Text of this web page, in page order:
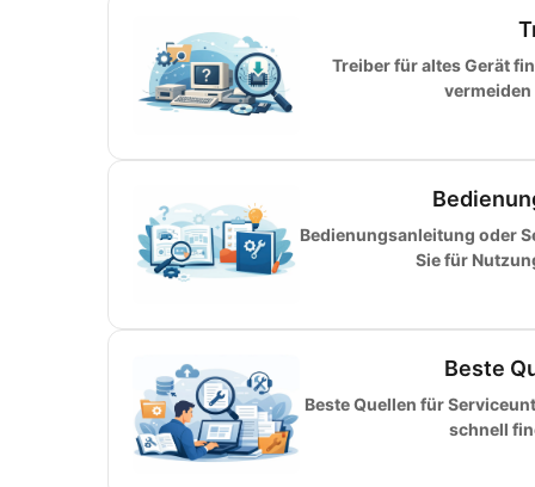
Treiber für altes Gerät
vermeiden
Bedienungsanleitung oder
Sie für
Beste
Beste Quellen für
schnell